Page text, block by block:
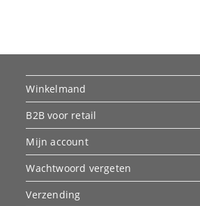
Winkelmand
B2B voor retail
Mijn account
Wachtwoord vergeten
Verzending